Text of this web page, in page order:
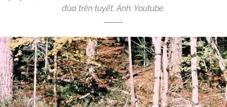
đùa trên tuyết. Ảnh: Youtube.